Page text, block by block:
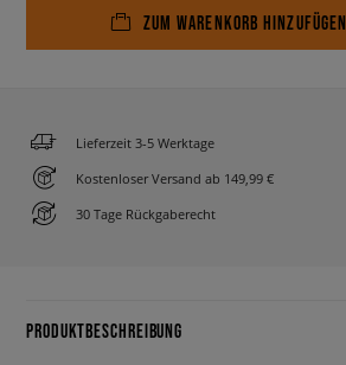
ZUM WARENKORB HINZUFÜGEN
Lieferzeit 3-5 Werktage
Kostenloser Versand ab 149,99 €
30 Tage Rückgaberecht
PRODUKTBESCHREIBUNG